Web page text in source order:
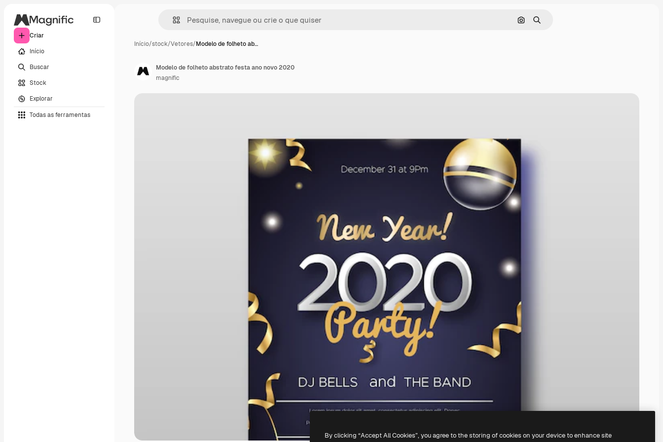
Criar
Início
Buscar
Stock
Explorar
Todas as ferramentas
Pesquisar por imagem
Buscar
Início/stock/Vetores/Modelo de folheto ab…
Modelo de folheto abstrato festa ano novo 2020
magnific
By clicking “Accept All Cookies”, you agree to the storing of cookies on your device to enhance site